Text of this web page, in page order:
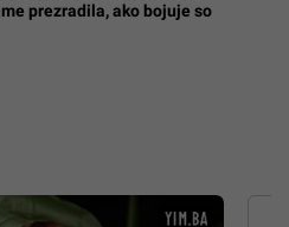
prezradila, ako bojuje so